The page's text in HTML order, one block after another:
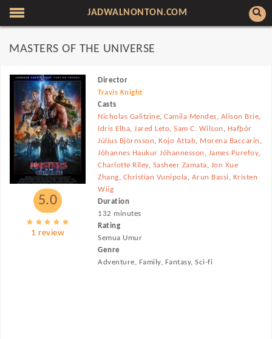
JADWALNONTON.COM
MASTERS OF THE UNIVERSE
5.0
1 review
Director
Travis Knight
Casts
Nicholas Galitzine,Camila Mendes, Alison Brie,
Idris Elba,Jared Leto,Sam C. Wilson , Hafþór
Júlíus Björnsson,Kojo Attah, Morena Baccarin ,
Jóhannes Haukur Jóhannesson , James Purefoy,
Charlotte Riley, Sasheer Zamata, Jon Xue
Zhang, Christian Vunipola, Arun Bassi, Kristen
Wiig
Duration
132 minutes
Rating
Semua Umur
Genre
Adventure, Family, Fantasy, Sci-fi